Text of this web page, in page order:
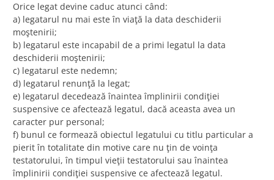
Orice legat devine caduc atunci când:
a) legatarul nu mai este în viaţă la data deschiderii
moştenirii;
b) legatarul este incapabil de a primi legatul la data
deschiderii moştenirii;
c) legatarul este nedemn;
d) legatarul renunţă la legat;
e) legatarul decedează înaintea împlinirii condiţiei
suspensive ce afectează legatul, dacă aceasta avea un
caracter pur personal;
f) bunul ce formează obiectul legatului cu titlu particular a
pierit în totalitate din motive care nu ţin de voinţa
testatorului, în timpul vieţii testatorului sau înaintea
împlinirii condiţiei suspensive ce afectează legatul.